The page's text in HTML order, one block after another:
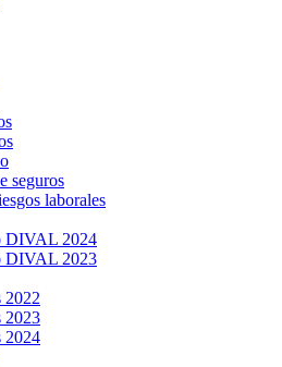
seguros
laborales
DIVAL 2024
DIVAL 2023
2022
2023
2024